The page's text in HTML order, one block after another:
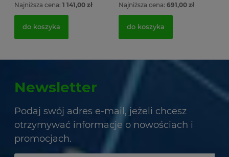
Najniższa cena: 1 141,00 zł
do koszyka
Najniższa cena: 691,00 zł
do koszyka
Newsletter
Podaj swój adres e-mail, jeżeli chcesz
otrzymywać informacje o nowościach i
promocjach.